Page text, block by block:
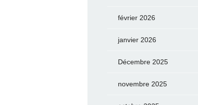
février 2026
janvier 2026
Décembre 2025
novembre 2025